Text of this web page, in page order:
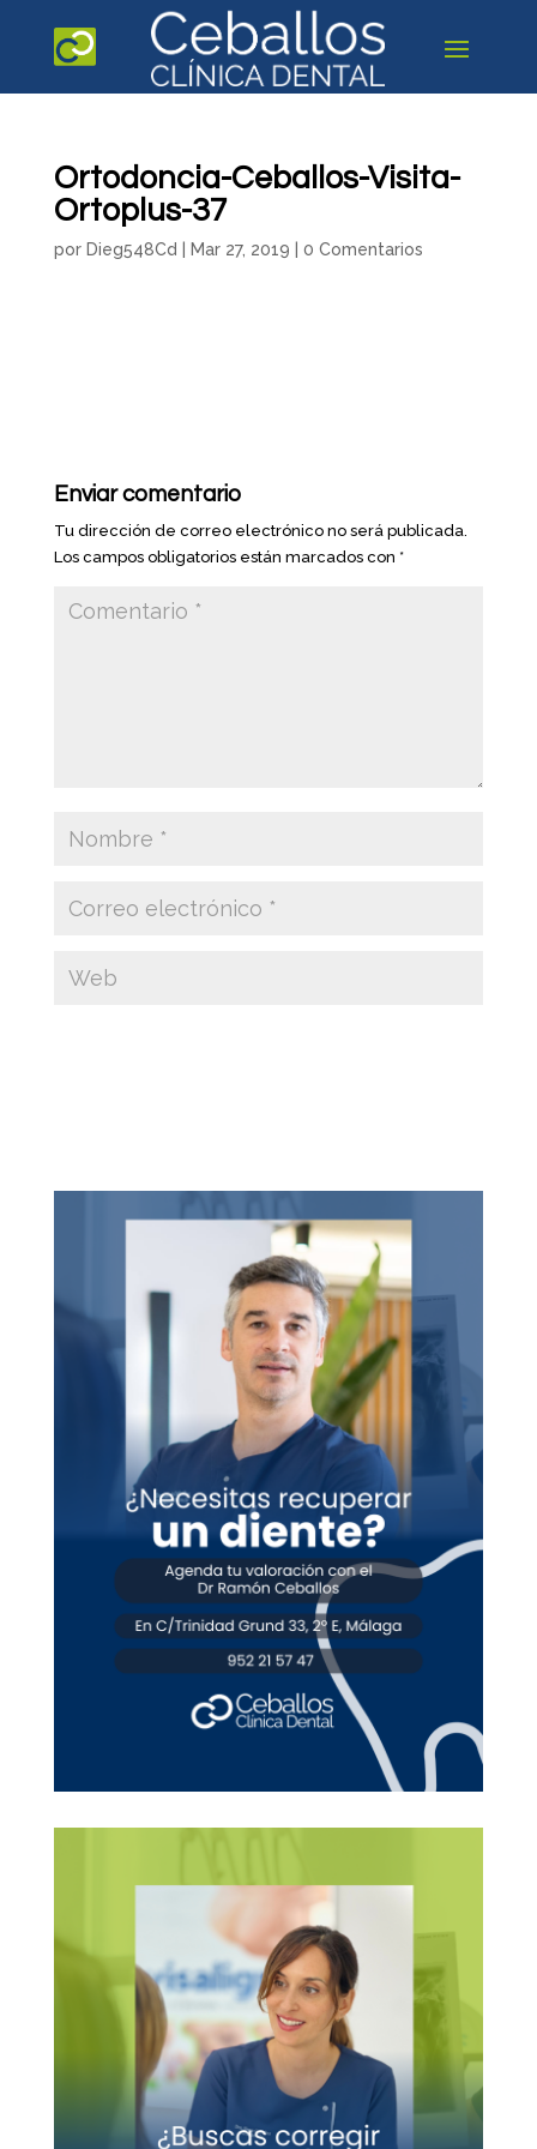
Ortodoncia-Ceballos-Visita-
Ortoplus-37
por Dieg548Cd Mar 27, 2019 0 Comentarios
Enviar comentario
Tu dirección de correo electrónico no será publicada.
Los campos obligatorios están marcados con *